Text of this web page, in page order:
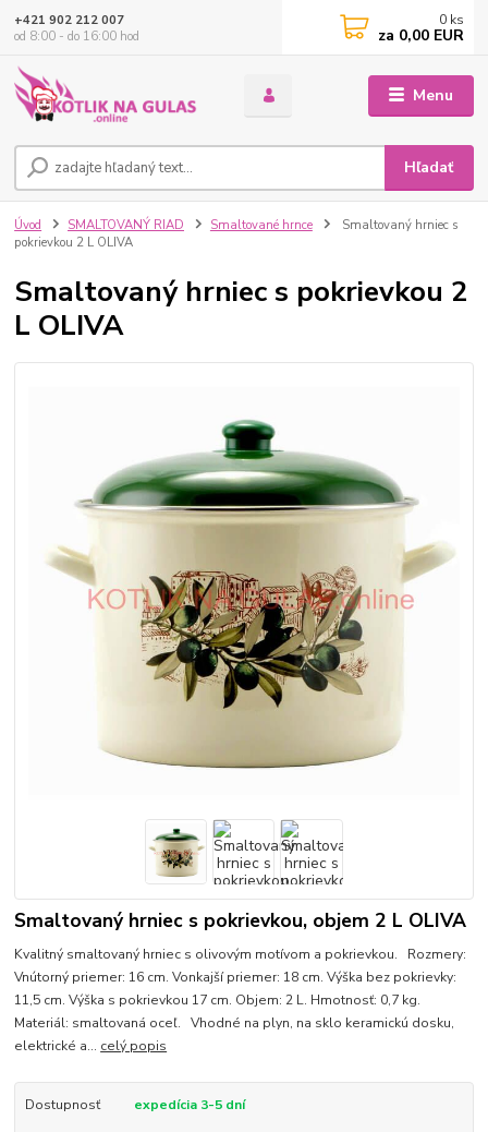
Menu
Hľadať
+421 902 212 007
od 8:00 - do 16:00 hod
0 ks
za 0,00 EUR
Úvod SMALTOVANÝ RIAD Smaltované hrnce
Smaltovaný hrniec s
pokrievkou 2 L OLIVA
Smaltovaný hrniec s pokrievkou 2
L OLIVA
Smaltovaný hrniec s pokrievkou, objem 2 L OLIVA
Kvalitný smaltovaný hrniec s olivovým motívom a pokrievkou. Rozmery:
Vnútorný priemer: 16 cm. Vonkajší priemer: 18 cm. Výška bez pokrievky:
11,5 cm. Výška s pokrievkou 17 cm. Objem: 2 L. Hmotnosť: 0,7 kg.
Materiál: smaltovaná oceľ. Vhodné na plyn, na sklo keramickú dosku,
elektrické a... celý popis
Dostupnosť expedícia 3-5 dní